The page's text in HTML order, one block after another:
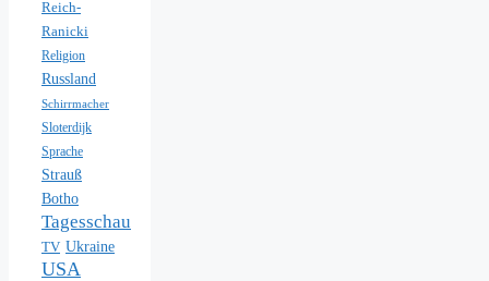
Reich-
Ranicki
Religion
Russland
Schirrmacher
Sloterdijk
Sprache
Strauß
Botho
Tagesschau
TV Ukraine
USA